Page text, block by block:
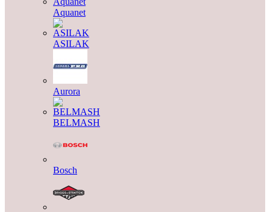
Aquanet
ASILAK
Aurora
BELMASH
Bosch